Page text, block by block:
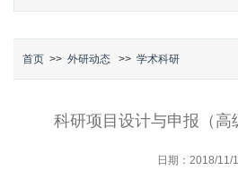
首页 >> 外研动态 >> 学术科研
科研项目设计与申报（高
日期：2018/11/